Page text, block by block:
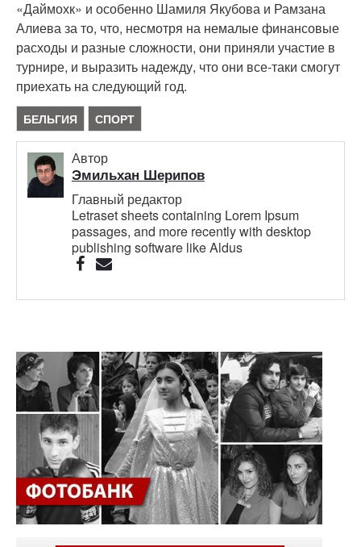
«Даймохк» и особенно Шамиля Якубова и Рамзана
Алиева за то, что, несмотря на немалые финансовые
расходы и разные сложности, они приняли участие в
турнире, и выразить надежду, что они все-таки смогут
приехать на следующий год.
БЕЛЬГИЯ СПОРТ
Автор
Эмильхан Шерипов
Главный редактор
Letraset sheets containing Lorem Ipsum
passages, and more recently with desktop
publishing software like Aldus